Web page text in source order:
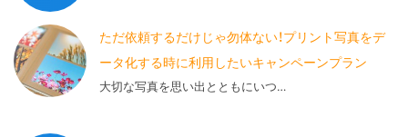
ただ依頼するだけじゃ勿体ない！プリント写真をデ
ータ化する時に利用したいキャンペーンプラン
大切な写真を思い出とともにいつ…